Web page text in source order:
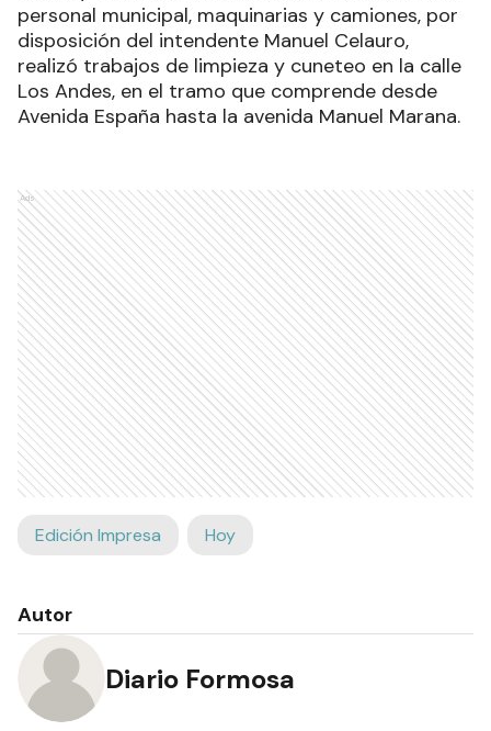
personal municipal, maquinarias y camiones, por
disposición del intendente Manuel Celauro,
realizó trabajos de limpieza y cuneteo en la calle
Los Andes, en el tramo que comprende desde
Avenida España hasta la avenida Manuel Marana.
Ads
Edición Impresa Hoy
Autor
Diario Formosa